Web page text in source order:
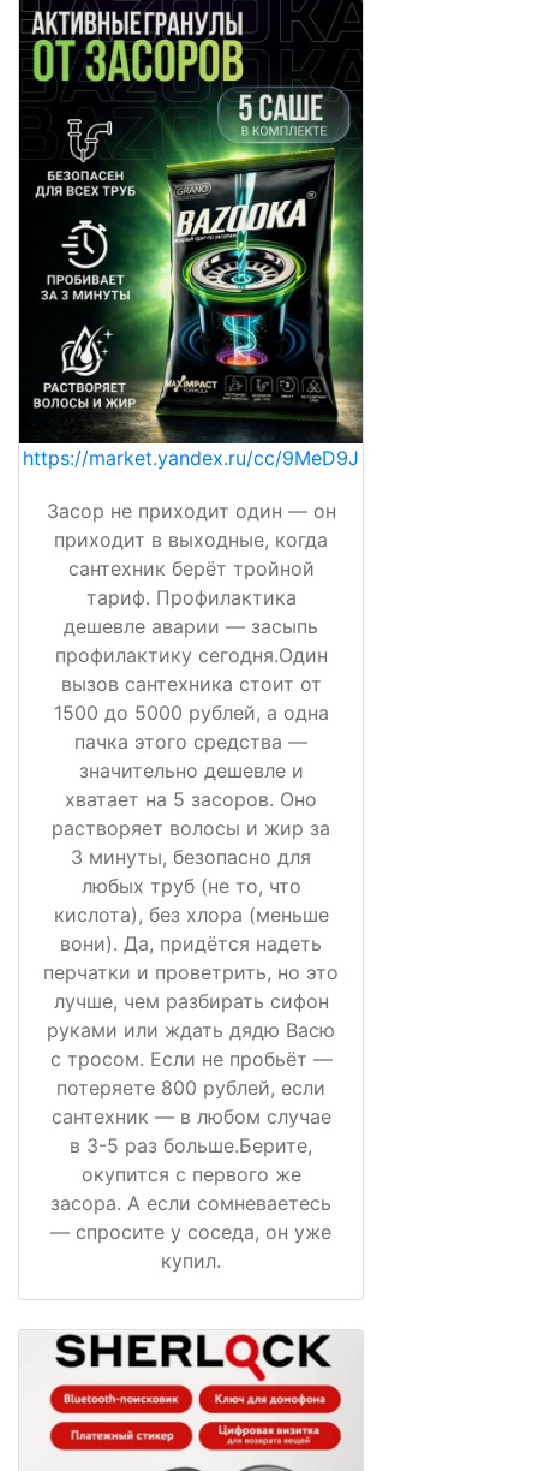
https://market.yandex.ru/cc/9MeD9J
Засор не приходит один — он
приходит в выходные, когда
сантехник берёт тройной
тариф. Профилактика
дешевле аварии — засыпь
профилактику сегодня.Один
вызов сантехника стоит от
1500 до 5000 рублей, а одна
пачка этого средства —
значительно дешевле и
хватает на 5 засоров. Оно
растворяет волосы и жир за
3 минуты, безопасно для
любых труб (не то, что
кислота), без хлора (меньше
вони). Да, придётся надеть
перчатки и проветрить, но это
лучше, чем разбирать сифон
руками или ждать дядю Васю
с тросом. Если не пробьёт —
потеряете 800 рублей, если
сантехник — в любом случае
в 3-5 раз больше.Берите,
окупится с первого же
засора. А если сомневаетесь
— спросите у соседа, он уже
купил.